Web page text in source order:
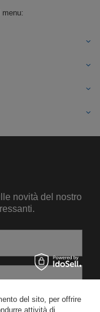
novità del nostro
del servizio di Newsletter nel
del sito, per offrire
attività di